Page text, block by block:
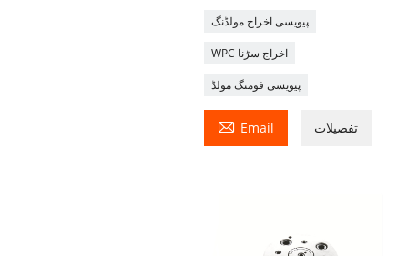
پیویسی اخراج مولڈنگ
WPC اخراج سڑنا
پیویسی فومنگ مولڈ
 Email تفصیلات